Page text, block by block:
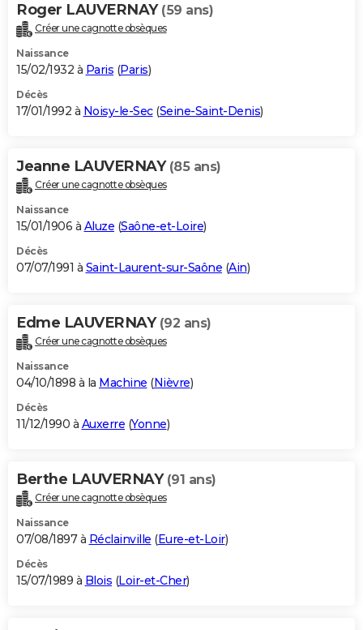
Roger LAUVERNAY (59 ans)
Créer une cagnotte obsèques
Naissance
15/02/1932 à Paris (Paris)
Décès
17/01/1992 à Noisy-le-Sec(Seine-Saint-Denis)
Jeanne LAUVERNAY (85 ans)
Créer une cagnotte obsèques
Naissance
15/01/1906 à Aluze (Saône-et-Loire)
Décès
07/07/1991 à Saint-Laurent-sur-Saône (Ain)
Edme LAUVERNAY (92 ans)
Créer une cagnotte obsèques
Naissance
04/10/1898 à la Machine (Nièvre)
Décès
11/12/1990 à Auxerre (Yonne)
Berthe LAUVERNAY (91 ans)
Créer une cagnotte obsèques
Naissance
07/08/1897 à Réclainville (Eure-et-Loir)
Décès
15/07/1989 à Blois (Loir-et-Cher)